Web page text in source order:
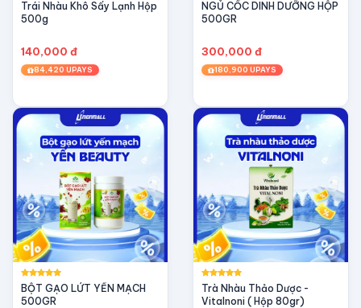
Trái Nhàu Khô Sấy Lạnh Hộp
500g
140,000 đ
84,420 UPAYS
NGỦ CỐC DINH DƯỠNG HỘP
500GR
300,000 đ
180,900 UPAYS
BỘT GẠO LỨT YẾN MẠCH
500GR
Trà Nhàu Thảo Dược -
Vitalnoni ( Hộp 80gr)